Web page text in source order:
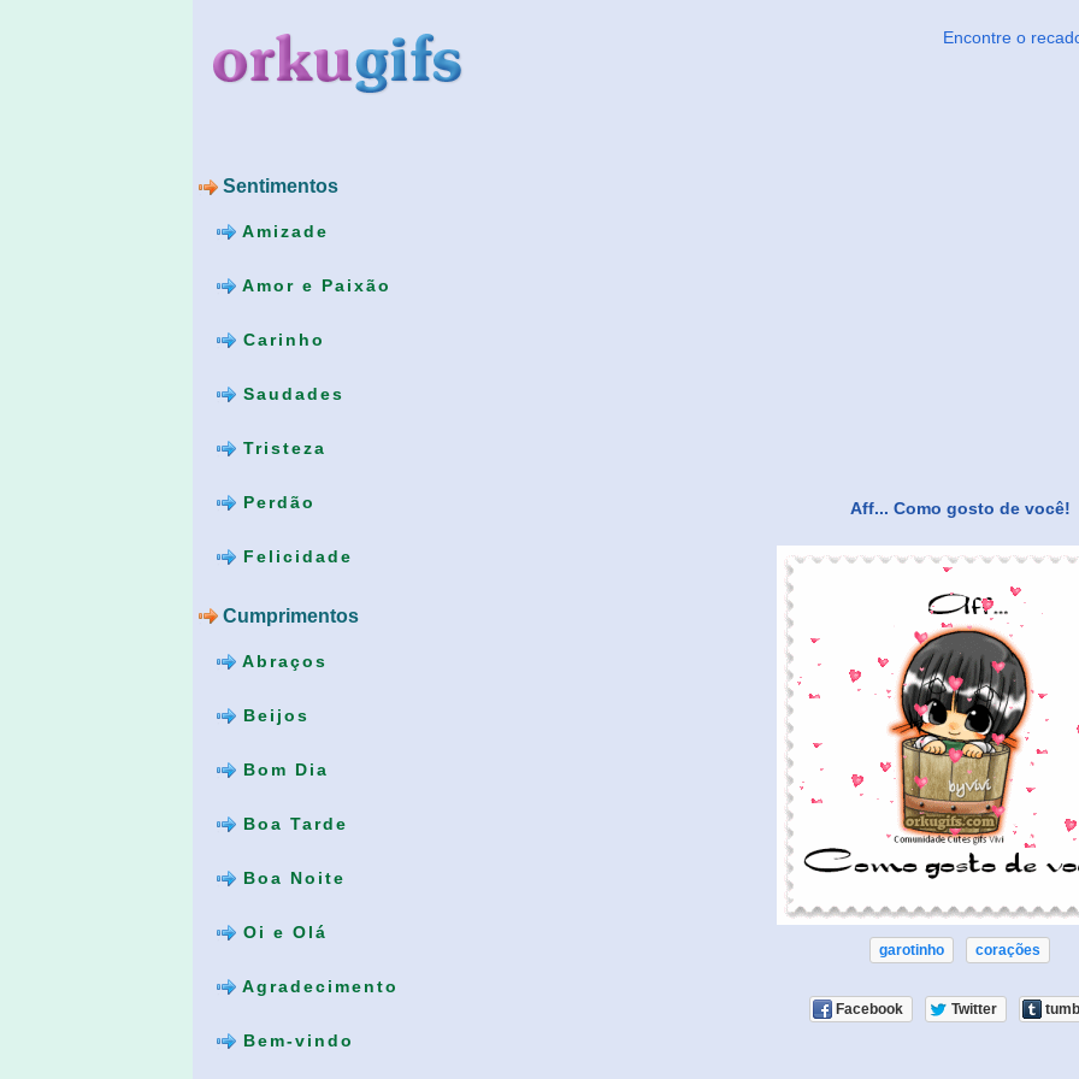
Sentimentos
Amizade
Amor e Paixão
Carinho
Saudades
Tristeza
Perdão
Felicidade
Cumprimentos
Abraços
Beijos
Bom Dia
Boa Tarde
Boa Noite
Oi e Olá
Agradecimento
Bem-vindo
Encontre o
Aff... Como gosto de você!
garotinho corações
Facebook Twitter